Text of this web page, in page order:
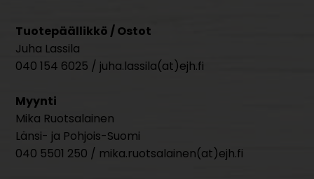
Tuotepäällikkö / Ostot
Juha Lassila
040 154 6025 / juha.lassila(at)ejh.fi
Myynti
Mika Ruotsalainen
Länsi- ja Pohjois-Suomi
040 5501 250 / mika.ruotsalainen(at)ejh.fi